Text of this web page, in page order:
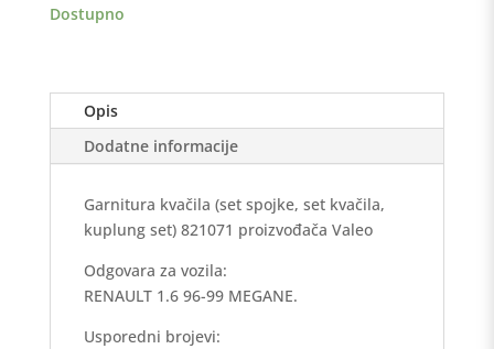
Dostupno
Opis
Dodatne informacije
Garnitura kvačila (set spojke, set kvačila,
kuplung set) 821071 proizvođača Valeo
Odgovara za vozila:
RENAULT 1.6 96-99 MEGANE.
Usporedni brojevi: